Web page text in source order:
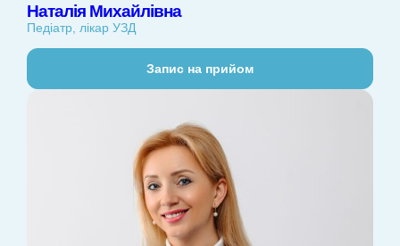
Наталія Михайлівна
Педіатр, лікар УЗД
Запис на прийом